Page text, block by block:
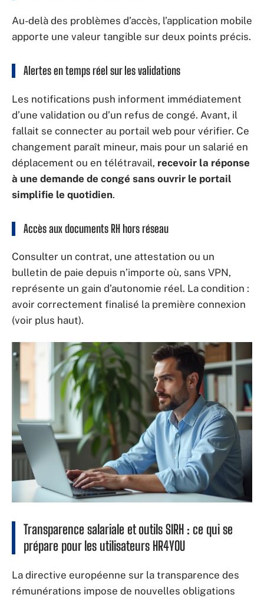
Au-delà des problèmes d’accès, l’application mobile
apporte une valeur tangible sur deux points précis.
Alertes en temps réel sur les validations
Les notifications push informent immédiatement
d’une validation ou d’un refus de congé. Avant, il
fallait se connecter au portail web pour vérifier. Ce
changement paraît mineur, mais pour un salarié en
déplacement ou en télétravail, recevoir la réponse
à une demande de congé sans ouvrir le portail
simplifie le quotidien.
Accès aux documents RH hors réseau
Consulter un contrat, une attestation ou un
bulletin de paie depuis n’importe où, sans VPN,
représente un gain d’autonomie réel. La condition :
avoir correctement finalisé la première connexion
(voir plus haut).
Transparence salariale et outils SIRH : ce qui se
prépare pour les utilisateurs HR4YOU
La directive européenne sur la transparence des
rémunérations impose de nouvelles obligations